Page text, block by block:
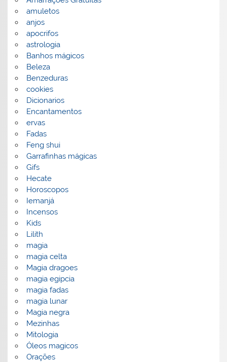
amuletos
anjos
apocrifos
astrologia
Banhos mágicos
Beleza
Benzeduras
cookies
Dicionarios
Encantamentos
ervas
Fadas
Feng shui
Garrafinhas mágicas
Gifs
Hecate
Horoscopos
Iemanjá
Incensos
Kids
Lilith
magia
magia celta
Magia dragoes
magia egipcia
magia fadas
magia lunar
Magia negra
Mezinhas
Mitologia
Óleos magicos
Orações